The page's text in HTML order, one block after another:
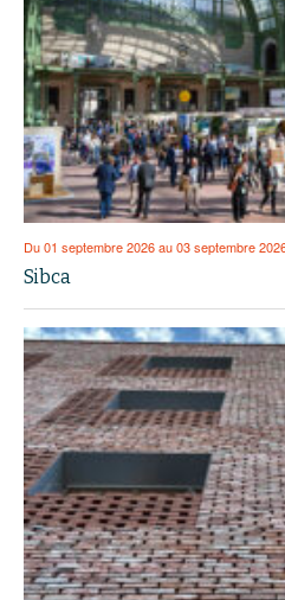
Du 01 septembre 2026 au 03 septembre
Sibca